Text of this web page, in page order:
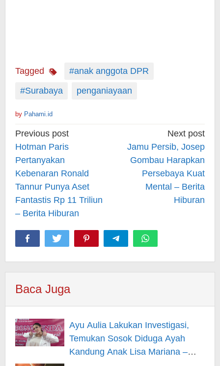
Tagged
#anak anggota DPR
#Surabaya
penganiayaan
by Pahami.id
Post
navigation
Previous post
Hotman Paris
Pertanyakan
Kebenaran Ronald
Tannur Punya Aset
Fantastis Rp 11 Triliun
– Berita Hiburan
Next post
Jamu Persib, Josep
Gombau Harapkan
Persebaya Kuat
Mental – Berita
Hiburan
Baca Juga
Ayu Aulia Lakukan Investigasi,
Temukan Sosok Diduga Ayah
Kandung Anak Lisa Mariana –